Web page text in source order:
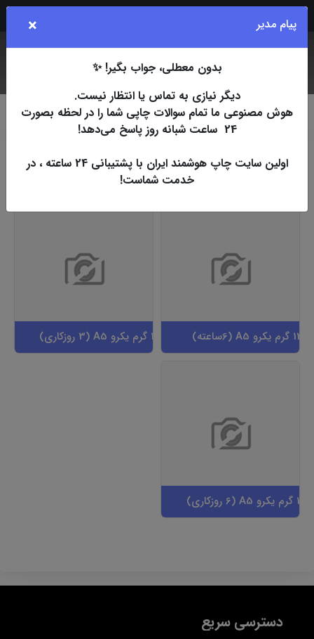
جستجو
چاپ اسپات افست تراکت گلاسه 135 گرم A5 یکرو
یکرو
تراکت گلاسه 135 گرم یکرو A5 (3 روزکاری)
دسترسی سریع
پیام مدیر ×
بدون معطلی، جواب بگیر! ✨
دیگر نیازی به تماس یا انتظار نیست.
هوش مصنوعی ما تمام سوالات چاپی شما را در لحظه بصورت
24 ساعت شبانه روز پاسخ می‌دهد!
اولین سایت چاپ هوشمند ایران با پشتیبانی 24 ساعته ، در
خدمت شماست!